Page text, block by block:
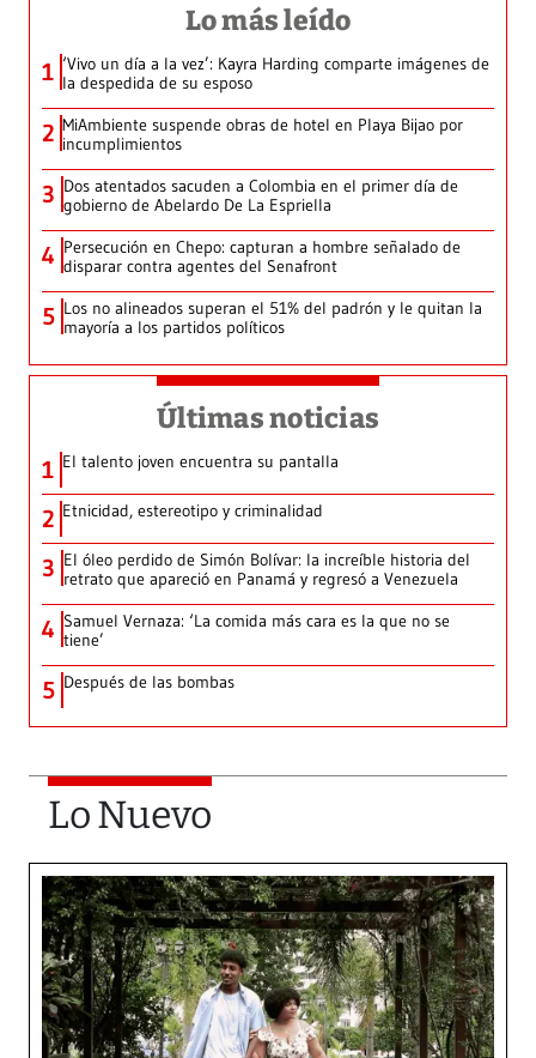
Lo más leído
1 ‘Vivo un día a la vez’: Kayra Harding comparte imágenes de
la despedida de su esposo
2 MiAmbiente suspende obras de hotel en Playa Bijao por
incumplimientos
3 Dos atentados sacuden a Colombia en el primer día de
gobierno de Abelardo De La Espriella
4 Persecución en Chepo: capturan a hombre señalado de
disparar contra agentes del Senafront
5 Los no alineados superan el 51% del padrón y le quitan la
mayoría a los partidos políticos
Últimas noticias
1 El talento joven encuentra su pantalla​
2 Etnicidad, estereotipo y criminalidad
3 El óleo perdido de Simón Bolívar: la increíble historia del
retrato que apareció en Panamá y regresó a Venezuela
4 Samuel Vernaza: ‘La comida más cara es la que no se
tiene’
5 Después de las bombas
Lo Nuevo